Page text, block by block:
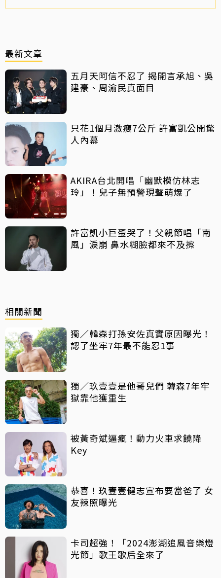
最新文章
五月天阿信不忍了 揭開言承旭、吳
建豪、周渝民真面目
只花1個月激瘦7公斤 許富凱公開驚
人內幕
AKIRA台北開唱「幽默模仿林志
玲」！兒子無預警現聲萌爆了
許富凱小巨蛋哭了！父親節唱「南
風」淚崩 鼻水糊臉都來不及擦
相關新聞
獨／韓森打孫安佐真實原因曝光！
認了坐牢7年最不能忍1事
獨／玖壹壹是他哥兒們 韓森7年牢
獄靠他獲重生
被黃奇斌逼瘋！動力火車求饒降
Key
恭喜！玖壹壹健志宣布要當爸了 女
友辣照曝光
卡司超強！「2024澎湖追風音樂燈
光節」歌王歌后全來了